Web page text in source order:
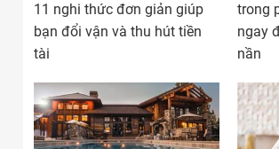
11 nghi thức đơn giản giúp
bạn đổi vận và thu hút tiền
tài
trong
ngay
nần